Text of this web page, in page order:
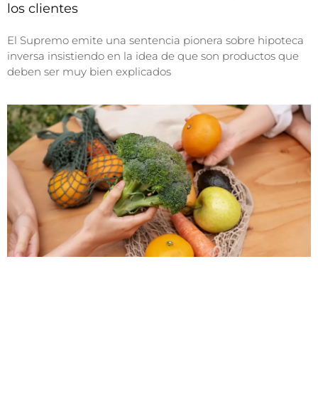
los clientes
El Supremo emite una sentencia pionera sobre hipoteca
inversa insistiendo en la idea de que son productos que
deben ser muy bien explicados